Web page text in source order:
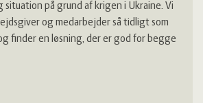
situation på grund af krigen i Ukraine. Vi
og medarbejder så tidligt som
finder en løsning, der er god for begge